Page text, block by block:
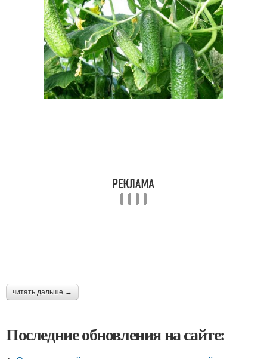
читать дальше →
Последние обновления на сайте: